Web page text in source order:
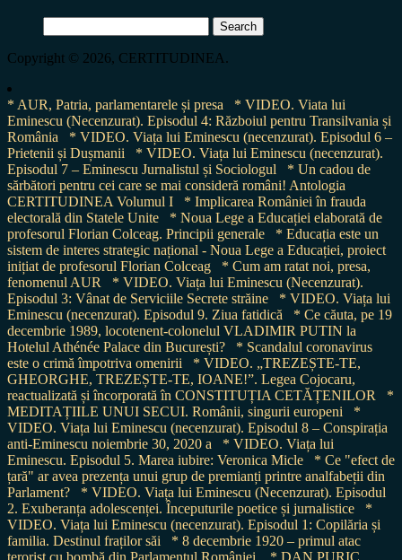
for:
Copyright © 2026, CERTITUDINEA.
* AUR, Patria, parlamentarele și presa
* VIDEO. Viata lui
Eminescu (Necenzurat). Episodul 4: Războiul pentru Transilvania și
România
* VIDEO. Viața lui Eminescu (necenzurat). Episodul 6 –
Prietenii și Dușmanii
* VIDEO. Viața lui Eminescu (necenzurat).
Episodul 7 – Eminescu Jurnalistul și Sociologul
* Un cadou de
sărbători pentru cei care se mai consideră români! Antologia
CERTITUDINEA Volumul I
* Implicarea României în frauda
electorală din Statele Unite
* Noua Lege a Educației elaborată de
profesorul Florian Colceag. Principii generale
* Educația este un
sistem de interes strategic național - Noua Lege a Educației, proiect
inițiat de profesorul Florian Colceag
* Cum am ratat noi, presa,
fenomenul AUR
* VIDEO. Viața lui Eminescu (Necenzurat).
Episodul 3: Vânat de Serviciile Secrete străine
* VIDEO. Viața lui
Eminescu (necenzurat). Episodul 9. Ziua fatidică
* Ce căuta, pe 19
decembrie 1989, locotenent-colonelul VLADIMIR PUTIN la
Hotelul Athénée Palace din București?
* Scandalul coronavirus
este o crimă împotriva omenirii
* VIDEO. „TREZEȘTE-TE,
GHEORGHE, TREZEȘTE-TE, IOANE!”. Legea Cojocaru,
reactualizată și încorporată în CONSTITUȚIA CETĂȚENILOR
*
MEDITAȚIILE UNUI SECUI. Românii, singurii europeni
*
VIDEO. Viața lui Eminescu (necenzurat). Episodul 8 – Conspirația
anti-Eminescu noiembrie 30, 2020 a
* VIDEO. Viața lui
Eminescu. Episodul 5. Marea iubire: Veronica Micle
* Ce "efect de
țară" ar avea prezența unui grup de premianți printre analfabeții din
Parlament?
* VIDEO. Viața lui Eminescu (Necenzurat). Episodul
2. Exuberanța adolescenței. Începuturile poetice și jurnalistice
*
VIDEO. Viața lui Eminescu (necenzurat). Episodul 1: Copilăria și
familia. Destinul fraților săi
* 8 decembrie 1920 – primul atac
terorist cu bombă din Parlamentul României
* DAN PURIC.